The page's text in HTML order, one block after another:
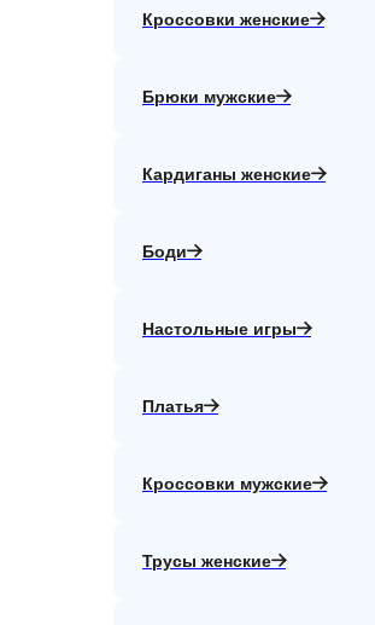
Кроссовки женские
Брюки мужские
Кардиганы женские
Боди
Настольные игры
Платья
Кроссовки мужские
Трусы женские